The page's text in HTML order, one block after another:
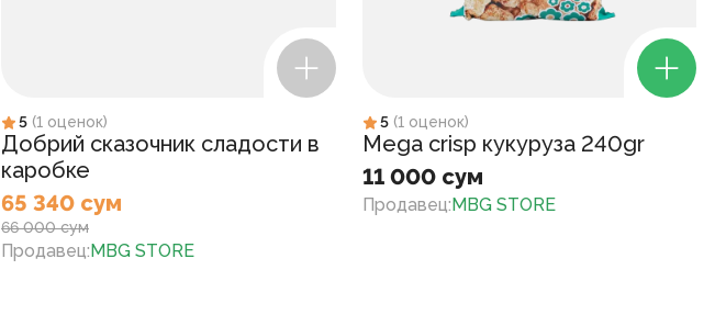
5 (1 оценок)
Добрий сказочник сладости в
каробке
65 340 сум
66 000 сум
Продавец:MBG STORE
5 (1 оценок)
Mega crisp кукуруза 240gr
11 000 сум
Продавец:MBG STORE